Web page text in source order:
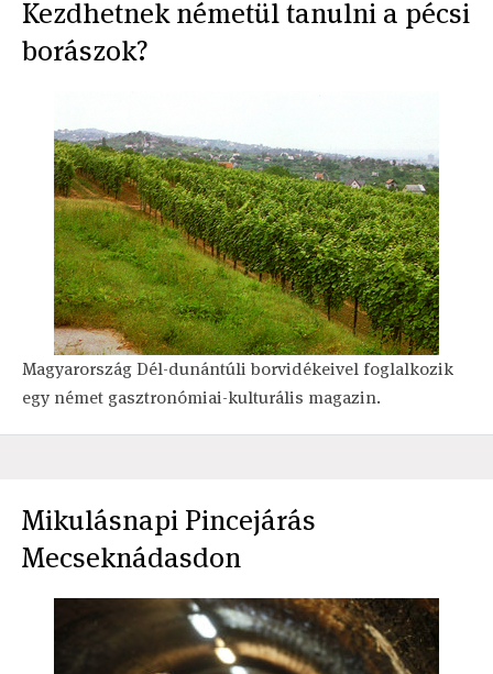
Kezdhetnek németül tanulni a pécsi
borászok?
Magyarország Dél-dunántúli borvidékeivel foglalkozik
egy német gasztronómiai-kulturális magazin.
Mikulásnapi Pincejárás
Mecseknádasdon